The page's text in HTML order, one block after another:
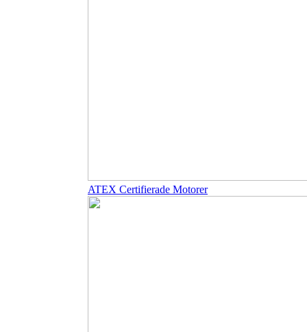
ATEX Certifierade Motorer